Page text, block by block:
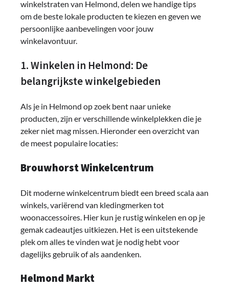
winkelstraten van Helmond, delen we handige tips
om de beste lokale producten te kiezen en geven we
persoonlijke aanbevelingen voor jouw
winkelavontuur.
1. Winkelen in Helmond: De
belangrijkste winkelgebieden
Als je in Helmond op zoek bent naar unieke
producten, zijn er verschillende winkelplekken die je
zeker niet mag missen. Hieronder een overzicht van
de meest populaire locaties:
Brouwhorst Winkelcentrum
Dit moderne winkelcentrum biedt een breed scala aan
winkels, variërend van kledingmerken tot
woonaccessoires. Hier kun je rustig winkelen en op je
gemak cadeautjes uitkiezen. Het is een uitstekende
plek om alles te vinden wat je nodig hebt voor
dagelijks gebruik of als aandenken.
Helmond Markt